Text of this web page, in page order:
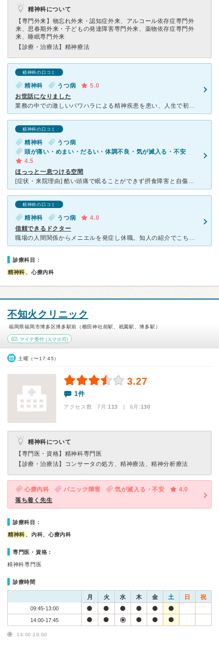
精神科について
【専門外来】 物忘れ外来・認知症外来、アルコール依存症専門外
来、思春期外来・子どもの発達障害専門外来、薬物依存症専門外
来、睡眠専門外来
【診療・治療法】 精神療法
精神科の口コミ
精神科 うつ病
5.0
お世話になりました
業務の中での激しいパワハラによる精神疾患を患い、人生で初めて精神科を受診しました。最初に通院する時はとても不安がありましたが、倉成先生は患者の話をよく聞いて頂き、安心して治療を受けることができました。
精神科の口コミ
精神科
うつ病
頭が痛い・めまい・だるい・体調不良・気が滅入る・不安
4.5
ほっっと一息つける空間
[症状・来院理由] 酷い頭痛で眠ることができず摂食障害と自傷行為も繰り返されていた。 [医師の診断・治療法] うつ病と不眠障害と診断されました。その後長く通院しているうちに社会不安障害などの病名
精神科の口コミ
精神科 うつ病
4.0
信頼できるドクター
職場の人間関係からメニエルを発症し休職。知人の紹介でこちらを受診しました。それまで仕事の問題を他人に話せなかったので、倉成医師がじっくり真摯に話を受け止めて下さったのが眼から鱗でした。以来、15年ほど
診療科目：
精神科 、心療内科
不知火クリニック
福岡県福岡市博多区博多駅前（櫛田神社前駅、祇園駅、博多駅）
マイナ受付 (スマホ可)
土曜（〜17:45）
3.27
1件
アクセス数 7月:113 | 6月:130
精神科について
【専門医・資格】 精神科専門医
【診療・治療法】 コンサータの処方、精神療法、精神分析療法
心療内科 パニック障害 気が滅入る・不安
4.0
落ち着く先生
診療科目：
精神科 、内科、心療内科
専門医・資格：
精神科専門医
診療時間
月 火 水 木 金 土 日 祝
09:45-13:00
14:00-17:45
14:00-19:00